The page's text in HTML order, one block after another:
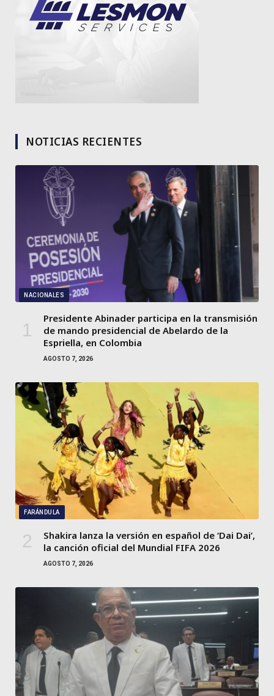
NOTICIAS RECIENTES
NACIONALES
Presidente Abinader participa en la transmisión
de mando presidencial de Abelardo de la
Espriella, en Colombia
AGOSTO 7, 2026
FARÁNDULA
Shakira lanza la versión en español de ‘Dai Dai’,
la canción oficial del Mundial FIFA 2026
AGOSTO 7, 2026